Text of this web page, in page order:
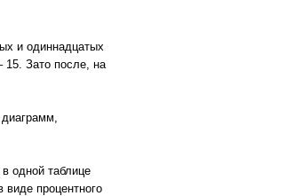
и одиннадцатых
15. Зато после, на
диаграмм,
одной таблице
процентного